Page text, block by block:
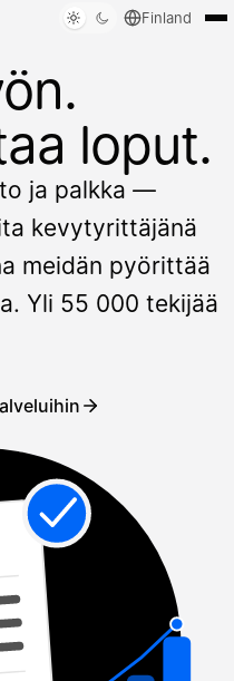
Finland
loput.
ja palkka —
kevytyrittäjänä
meidän pyörittää
Yli 55 000 tekijää